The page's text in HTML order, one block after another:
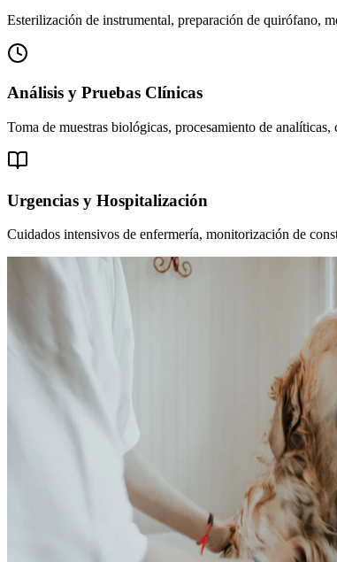
Esterilización de instrumental, preparación de quirófano,
Análisis y Pruebas Clínicas
Toma de muestras biológicas, procesamiento de
Urgencias y Hospitalización
Cuidados intensivos de enfermería, monitorización de